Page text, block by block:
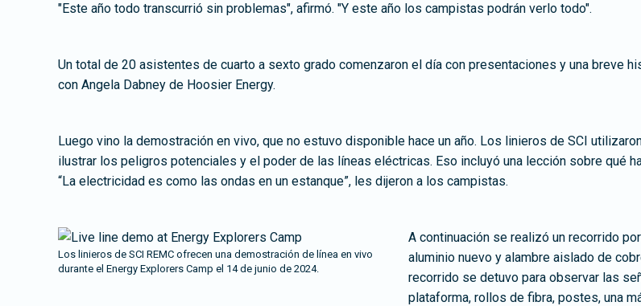
"Este año todo transcurrió sin problemas", afirmó. "Y este año los campistas podrán verlo todo".
Un total de 20 asistentes de cuarto a sexto grado comenzaron el día con presentaciones y una breve
con Angela Dabney de Hoosier Energy.
Luego vino la demostración en vivo, que no estuvo disponible hace un año. Los linieros de SCI
ilustrar los peligros potenciales y el poder de las líneas eléctricas. Eso incluyó una lección sobre qué
“La electricidad es como las ondas en un estanque”, les dijeron a los campistas.
Los linieros de SCI REMC ofrecen una demostración de línea en vivo
durante el Energy Explorers Camp el 14 de junio de 2024.
A continuación se realizó un recorrido
aluminio nuevo y alambre aislado de
recorrido se detuvo para observar las
plataforma, rollos de fibra, postes, una